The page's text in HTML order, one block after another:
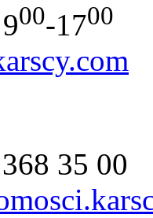
00-1700
35 00